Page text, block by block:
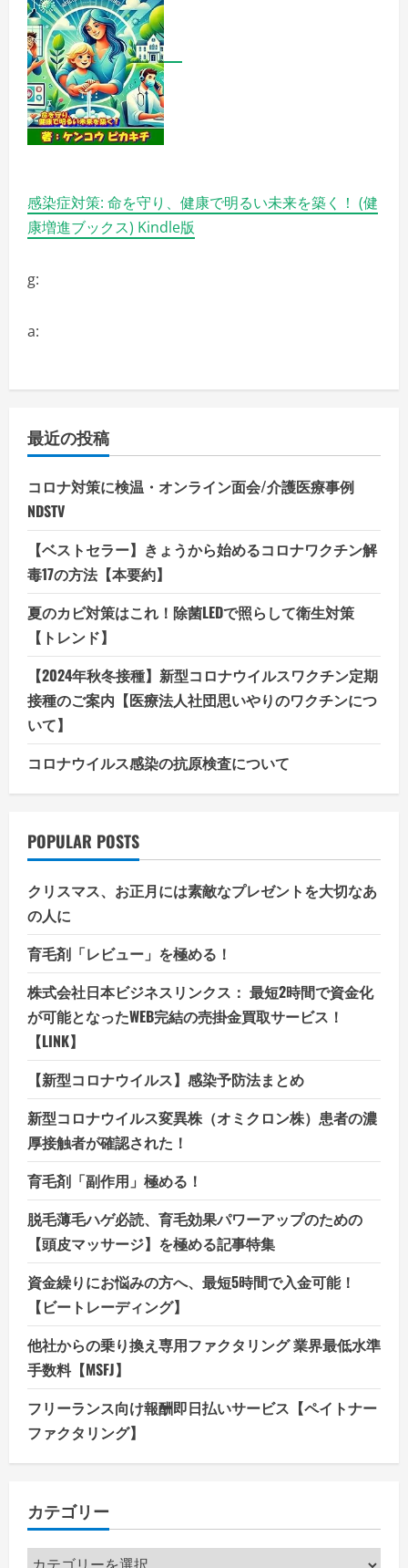
感染症対策: 命を守り、健康で明るい未来を築く！ (健
康増進ブックス) Kindle版
g:
a:
最近の投稿
コロナ対策に検温・オンライン面会/介護医療事例
NDSTV
【ベストセラー】きょうから始めるコロナワクチン解
毒17の方法【本要約】
夏のカビ対策はこれ！除菌LEDで照らして衛生対策
【トレンド】
【2024年秋冬接種】新型コロナウイルスワクチン定期
接種のご案内【医療法人社団思いやりのワクチンにつ
いて】
コロナウイルス感染の抗原検査について
POPULAR POSTS
クリスマス、お正月には素敵なプレゼントを大切なあ
の人に
育毛剤「レビュー」を極める！
株式会社日本ビジネスリンクス： 最短2時間で資金化
が可能となったWEB完結の売掛金買取サービス！
【LINK】
【新型コロナウイルス】感染予防法まとめ
新型コロナウイルス変異株（オミクロン株）患者の濃
厚接触者が確認された！
育毛剤「副作用」極める！
脱毛薄毛ハゲ必読、育毛効果パワーアップのための
【頭皮マッサージ】を極める記事特集
資金繰りにお悩みの方へ、最短5時間で入金可能！
【ビートレーディング】
他社からの乗り換え専用ファクタリング 業界最低水準
手数料【MSFJ】
フリーランス向け報酬即日払いサービス【ペイトナー
ファクタリング】
カテゴリー
カ